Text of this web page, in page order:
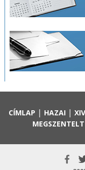
CÍMLAP | HAZAI |